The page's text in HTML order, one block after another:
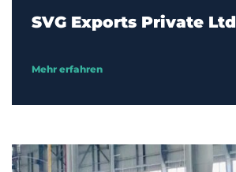
SVG Exports Private Ltd
Mehr erfahren